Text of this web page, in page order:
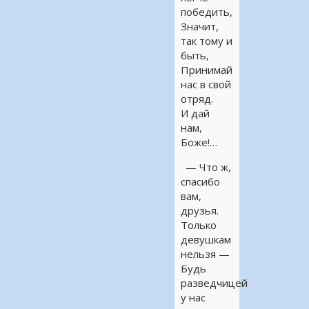
победить,
Значит,
так тому и
быть,
Принимай
нас в свой
отряд.
И дай
нам,
Боже!…
— Что ж,
спасибо
вам,
друзья.
Только
девушкам
нельзя —
Будь
разведчицей
у нас